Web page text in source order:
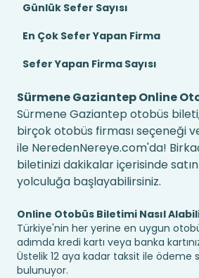
Günlük Sefer Sayısı
En Çok Sefer Yapan Firma
Sefer Yapan Firma Sayısı
Sürmene Gaziantep Online
Sürmene Gaziantep otobüs
birçok otobüs firması seçeneği
ile NeredenNereye.com'da!
biletinizi dakikalar içerisinde
yolculuğa başlayabilirsiniz.
Online Otobüs Biletimi Nasıl
Türkiye'nin her yerine en uygun
adımda kredi kartı veya banka
Üstelik 12 aya kadar taksit ile ödeme
bulunuyor.